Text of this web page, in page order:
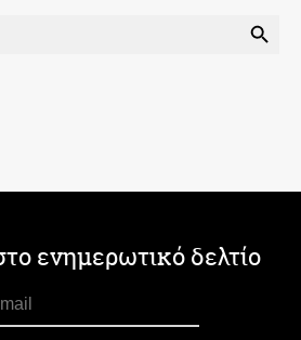
ενημερωτικό δελτίο